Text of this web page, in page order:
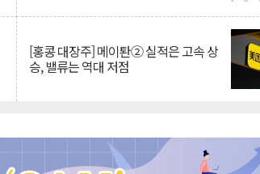
[홍콩 대장주] 메이퇀② 실적은 고속 상
승, 밸류는 역대 저점